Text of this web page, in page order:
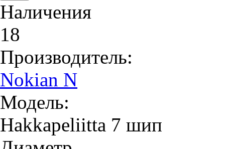
Наличения
18
Производитель:
Nokian N
Модель:
Hakkapeliitta 7 шип